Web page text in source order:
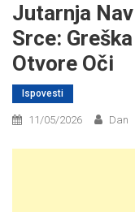
Jutarnja
Srce:
Otvore Oči
Ispovesti
11/05/2026 Dan